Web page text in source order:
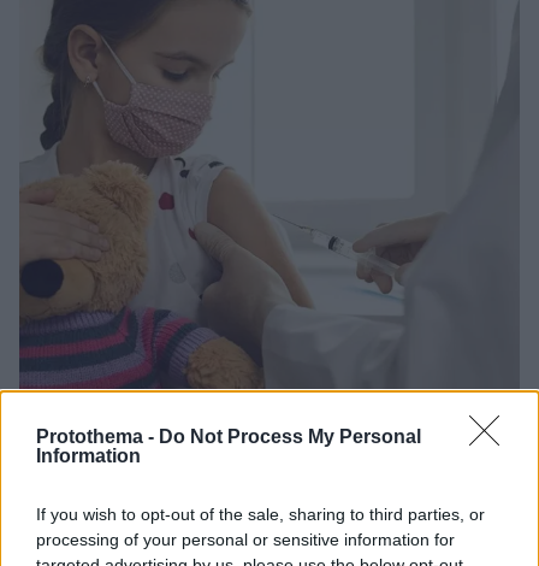
Protothema - Do Not Process My Personal
Information
If you wish to opt-out of the sale, sharing to third parties, or
processing of your personal or sensitive information for
Εμβολιασμός: Παρά τα οφέλη η διστακτικότητα
Παρά τα αναμφισβήτητα οφέλη του εμβολιασμού, η
διστακτικότητα απέναντι σε μια από τις
25.04.2024, 14:25